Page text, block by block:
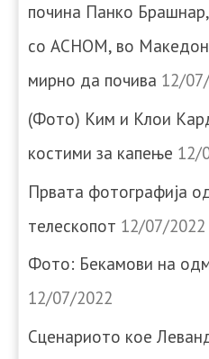
почина Панко
со АСНОМ, во
мирно да почива 12/
(Фото) Ким и Клои
костими за капење 12/
Првата фотографија
телескопот 12/07/2022
Фото: Бекамови на
12/07/2022
Сценариото кое